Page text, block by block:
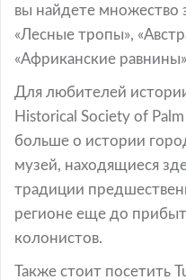
вы найдете множество
«Лесные тропы»,
«Африканские
Для любителей
Historical Society of
больше о истории
музей, находящиеся
традиции
регионе еще до
колонистов.
Также стоит посетить